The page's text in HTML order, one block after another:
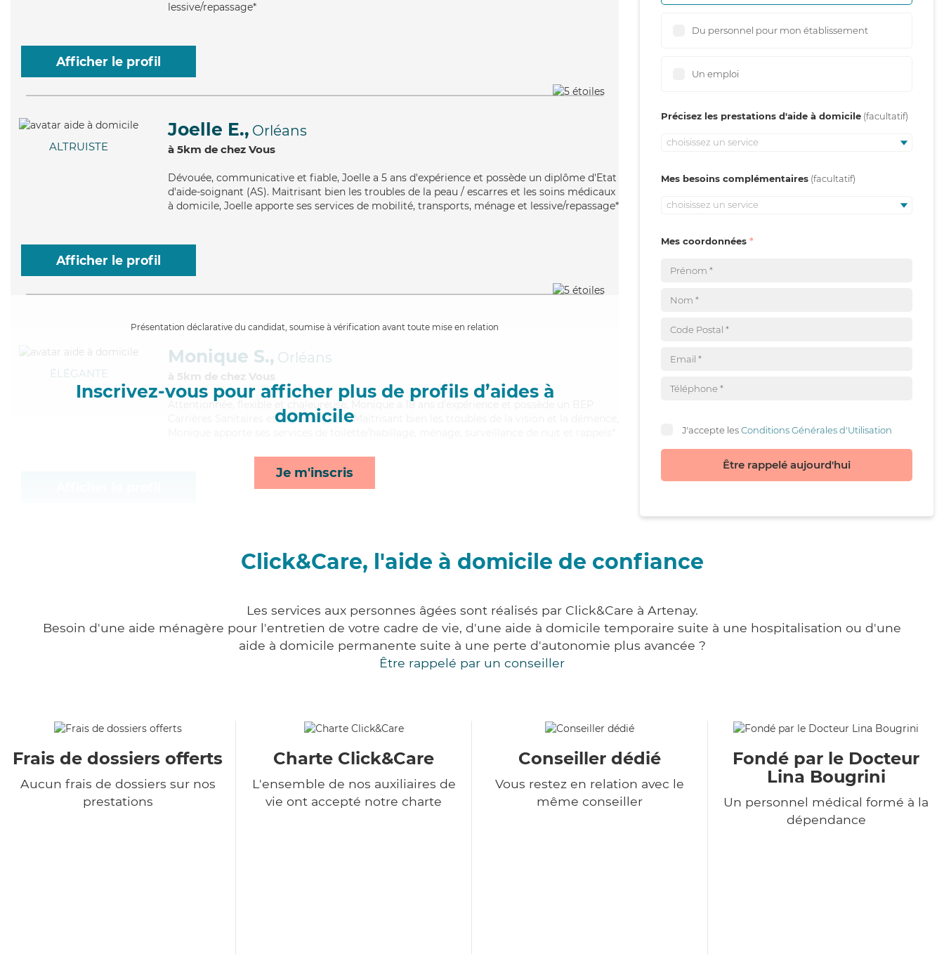
lessive/repassage*
Afficher le profil
ALTRUISTE
Joelle E., Orléans
à 5km de chez Vous
Dévouée, communicative et fiable, Joelle a 5 ans d'expérience et possède un diplôme d'Etat
d'aide-soignant (AS). Maitrisant bien les troubles de la peau / escarres et les soins médicaux
à domicile, Joelle apporte ses services de mobilité, transports, ménage et lessive/repassage*
Afficher le profil
Présentation déclarative du candidat, soumise à vérification avant toute mise en relation
Inscrivez-vous pour afficher plus de profils d’aides à
domicile
Je m'inscris
ÉLÉGANTE
Monique S., Orléans
à 5km de chez Vous
Attentionnée
, flexible et chaleureuse, Monique a 18 ans d'expérience et possède un BEP
Carrières Sanitaires et Sociales (CSS). Maitrisant bien les troubles de la vision et la démence,
Du personnel pour mon établissement
Un emploi
Précisez les prestations d'aide à domicile
choisissez un service
Mes besoins complémentaires
choisissez un service
Mes coordonnées
J'accepte lesConditions Générales d'Utilisation
Être rappelé aujourd'hui
Click&Care, l'aide à domicile de confiance
Les services aux personnes âgées sont réalisés par Click&Care à Artenay.
Besoin d'une aide ménagère pour l'entretien de votre cadre de vie, d'une aide à domicile temporaire suite à une hospitalisation ou d'une
aide à domicile permanente suite à une perte d'autonomie plus avancée ?
Être rappelé par un conseiller
Frais de dossiers offerts
Aucun frais de dossiers sur nos
prestations
Charte Click&Care
L'ensemble de nos auxiliaires de
vie ont accepté notre charte
Conseiller dédié
Vous restez en relation avec le
même conseiller
Fondé par le Docteur
Lina Bougrini
Un personnel médical formé à la
dépendance